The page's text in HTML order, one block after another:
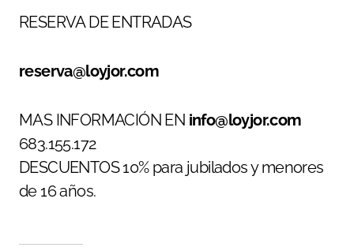
RESERVA DE ENTRADAS
reserva@loyjor.com
MAS INFORMACIÓN EN info@loyjor.com
683.155.172
DESCUENTOS 10% para jubilados y menores
de 16 años.